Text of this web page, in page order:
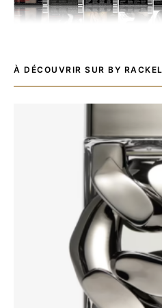
À DÉCOUVRIR SUR BY RACKEL